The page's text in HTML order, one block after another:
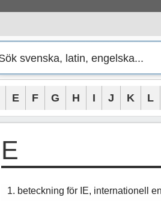
E F G H I J K L
E
1. beteckning för IE, internationell